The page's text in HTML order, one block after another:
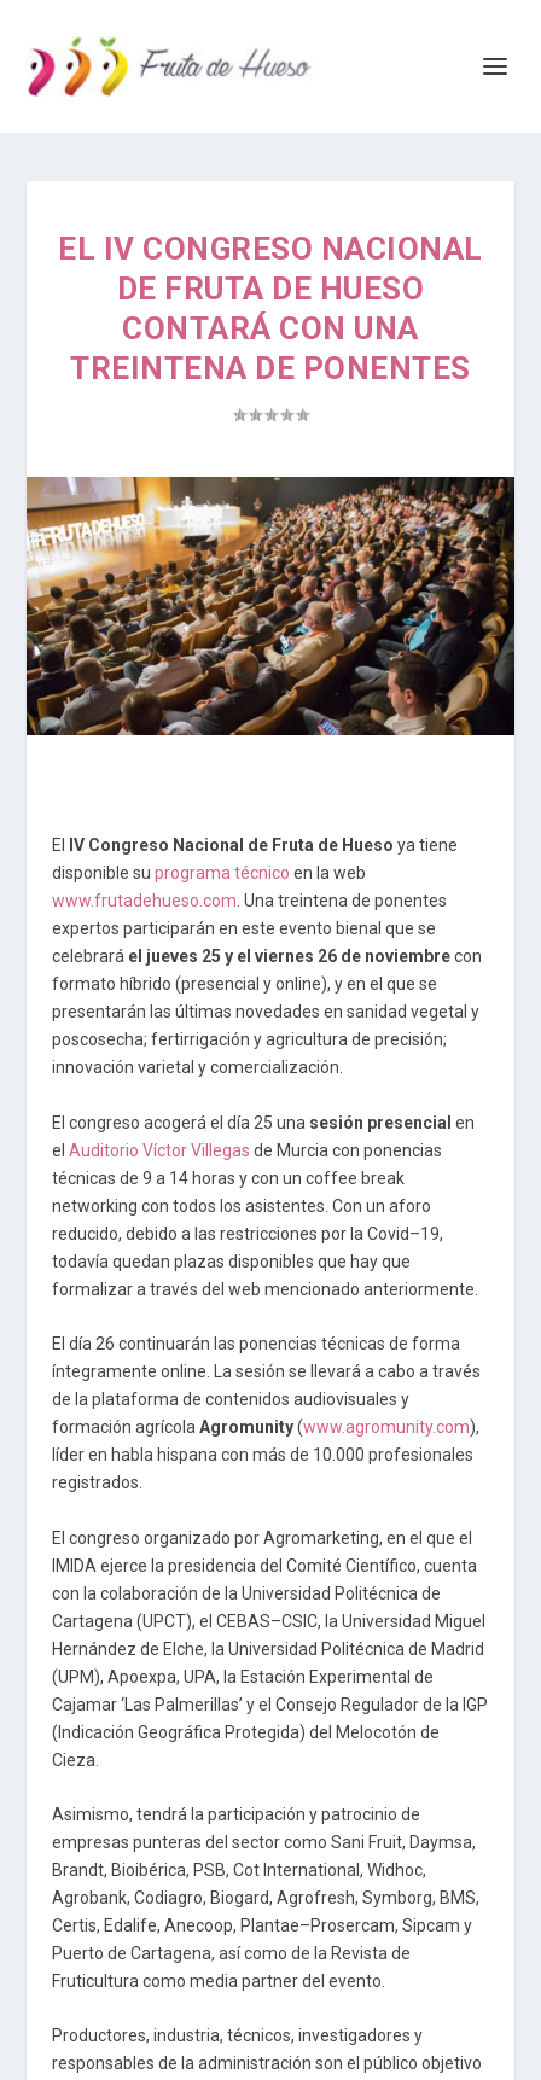
EL IV CONGRESO NACIONAL
DE FRUTA DE HUESO
CONTARÁ CON UNA
TREINTENA DE PONENTES
El IV Congreso Nacional de Fruta de Hueso ya tiene
disponible su programa técnico en la web
www.frutadehueso.com. Una treintena de ponentes
expertos participarán en este evento bienal que se
celebrará el jueves 25 y el viernes 26 de noviembrecon
formato híbrido (presencial y online), y en el que se
presentarán las últimas novedades en sanidad vegetal y
poscosecha; fertirrigación y agricultura de precisión;
innovación varietal y comercialización.
El congreso acogerá el día 25 una sesión presencial en
el Auditorio Víctor Villegas de Murcia con ponencias
técnicas de 9 a 14 horas y con un coffee break
networking con todos los asistentes. Con un aforo
reducido, debido a las restricciones por la Covid–19,
todavía quedan plazas disponibles que hay que
formalizar a través del web mencionado anteriormente.
El día 26 continuarán las ponencias técnicas de forma
íntegramente online. La sesión se llevará a cabo a través
de la plataforma de contenidos audiovisuales y
formación agrícolaAgromunity(www.agromunity.com),
líder en habla hispana con más de 10.000 profesionales
registrados.
El congreso organizado por Agromarketing, en el que el
IMIDA ejerce la presidencia del Comité Científico, cuenta
con la colaboración de la Universidad Politécnica de
Cartagena (UPCT), el CEBAS–CSIC, la Universidad Miguel
Hernández de Elche, la Universidad Politécnica de Madrid
(UPM), Apoexpa, UPA, la Estación Experimental de
Cajamar ‘Las Palmerillas’ y el Consejo Regulador de la IGP
(Indicación Geográfica Protegida) del Melocotón de
Cieza.
Asimismo, tendrá la participación y patrocinio de
empresas punteras del sector como Sani Fruit, Daymsa,
Brandt, Bioibérica, PSB, Cot International, Widhoc,
Agrobank, Codiagro, Biogard, Agrofresh, Symborg, BMS,
Certis, Edalife, Anecoop, Plantae–Prosercam, Sipcam y
Puerto de Cartagena, así como de la Revista de
Fruticultura como media partner del evento.
Productores, industria, técnicos, investigadores y
responsables de la administración son el público objetivo